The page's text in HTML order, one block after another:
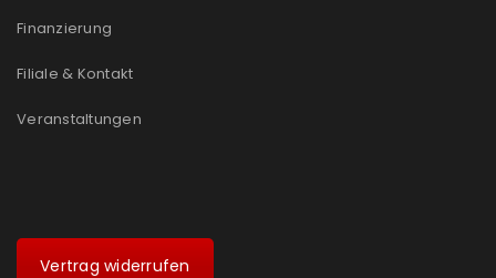
Finanzierung
Filiale & Kontakt
Veranstaltungen
Vertrag widerrufen